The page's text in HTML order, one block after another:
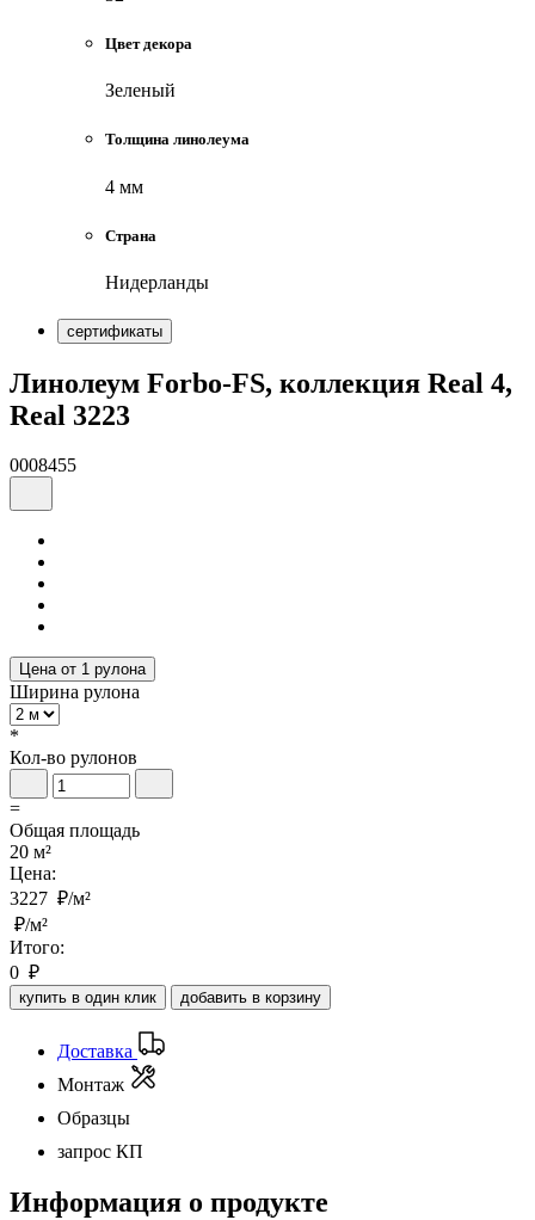
Цвет декора
Зеленый
Толщина линолеума
4 мм
Страна
Нидерланды
сертификаты
Линолеум Forbo-FS, коллекция Real 4,
Real 3223
0008455
Цена от 1 рулона
Ширина рулона
*
Кол-во рулонов
=
Общая площадь
20 м²
Цена:
3227 ₽/м²
₽/м²
Итого:
0 ₽
купить в один клик добавить в корзину
Доставка
Монтаж
Образцы
запрос КП
Информация о продукте